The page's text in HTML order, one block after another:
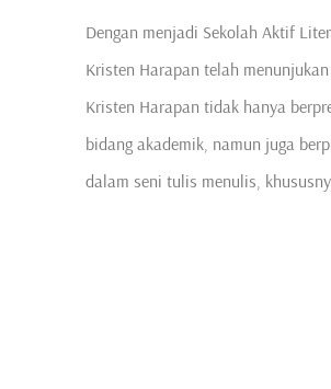
Dengan menjadi Sekolah Aktif
Kristen Harapan telah
Kristen Harapan tidak hanya
bidang akademik, namun juga
dalam seni tulis menulis,